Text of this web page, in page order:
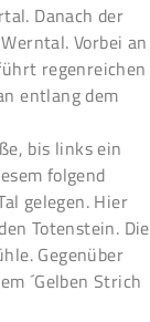
Danach der
Vorbei an
regenreichen
entlang dem
bis links ein
folgend
gelegen. Hier
Totenstein. Die
Gegenüber
´Gelben Strich